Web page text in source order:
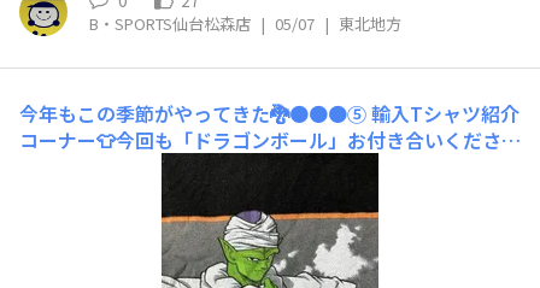
B・SPORTS仙台松森店 | 05/07 | 東北地方
今年もこの季節がやってきた🐉🟠🟠🟠⑤輸入Tシャツ紹介
コーナー👕今回も「ドラゴンボール」お付き合いください
🙇このTシャツドラゴンボール戦士たちのデザインです。
ベジータもこの表情ベジータも最初の頃は冗談が通じない
イメージでしたが、悟空達と行動を共にするとともになん
だか砕けたキャラになりました。みなさんご存知かどうか
分かりませんが、ベジータ